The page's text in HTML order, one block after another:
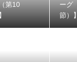
第10
ーグ
節）】